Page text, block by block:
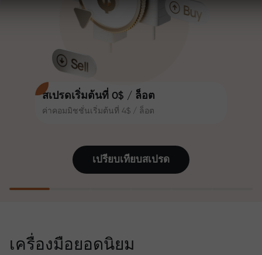
สเปรดเริ่มต้นที่ 0$ / ล็อต
ค่าคอมมิชชั่นเริ่มต้นที่ 4$ / ล็อต
ความเร็วในสนามแข่งและความเร็ว
ในการเทรดมีคุณค่าเดียวกัน Aleš
Loprais นำความมุ่งมั่นและวินัยเข้าสู่
โลกของการเทรด ในฐานะพันธมิตรที่
สร้างแรงบันดาลใจให้ลูกค้าบรรลุเป้า
หมายที่ทะเยอทะยาน
คนสามารถรับ iPhone, MacBook
หรือทริปในฝัน เพียงแค่ฝากเงิน
การขาดทุนและรับประกันกำไรเพิ่ม
โบนัสสูงสุด X1000 — ตัวคูณที่ใหญ่ที่สุด
เปรียบเทียบสเปรด
เครื่องมือยอดนิยม